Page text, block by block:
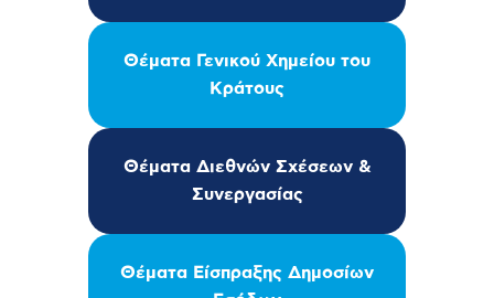
Θέματα Γενικού Χημείου του
Κράτους
Θέματα Διεθνών Σχέσεων &
Συνεργασίας
Θέματα Είσπραξης Δημοσίων